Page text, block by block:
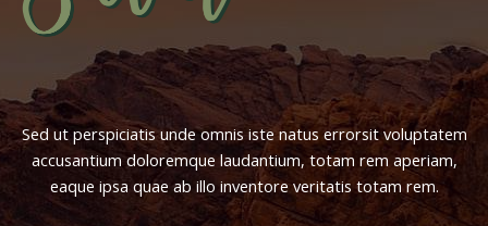
Sed ut perspiciatis unde omnis iste natus errorsit voluptatem
accusantium doloremque laudantium, totam rem aperiam,
eaque ipsa quae ab illo inventore veritatis totam rem.